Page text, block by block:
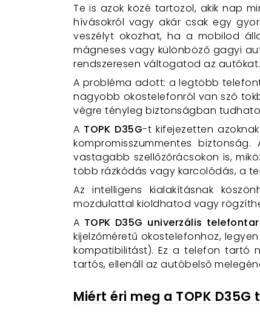
Te is azok közé tartozol, akik nap
hívásokról vagy akár csak egy
veszélyt okozhat, ha a mobilod
mágneses vagy különböző gagyi
rendszeresen váltogatod az autókat.
A probléma adott: a legtöbb
nagyobb okostelefonról van szó
végre tényleg biztonságban
A TOPK D35G-t kifejezetten
kompromisszummentes
vastagabb szellőzőrácsokon is,
több rázkódás vagy karcolódás, a
Az intelligens kialakításnak
mozdulattal kioldhatod vagy
A TOPK D35G univerzális
kijelzőméretű okostelefonhoz,
kompatibilitást). Ez a telefon tartó
tartós, ellenáll az autóbelső
Miért éri meg a TOPK